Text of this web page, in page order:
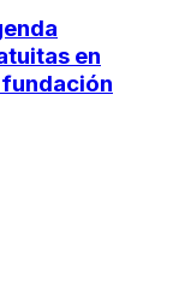
en